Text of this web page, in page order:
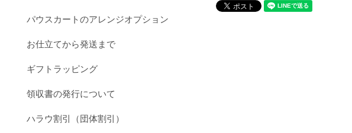
パウスカートのアレンジオプション
お仕立てから発送まで
ギフトラッピング
領収書の発行について
ハラウ割引（団体割引）